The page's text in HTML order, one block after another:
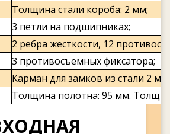
Толщина стали короба: 2 мм;
3 петли на подшипниках;
2 ребра жесткости, 12
3 противосъемных фиксатора;
Карман для замков из стали 2 мм;
Толщина полотна: 95 мм.